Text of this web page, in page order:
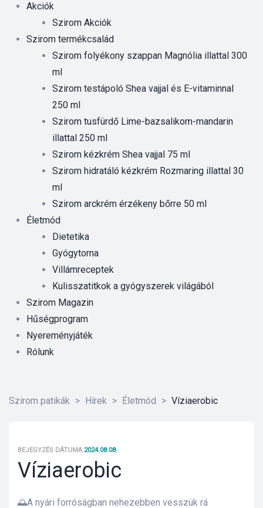
Akciók
Szirom Akciók
Szirom termékcsalád
Szirom folyékony szappan Magnólia illattal 300
ml
Szirom testápoló Shea vajjal és E-vitaminnal
250 ml
Szirom tusfürdő Lime-bazsalikom-mandarin
illattal 250 ml
Szirom kézkrém Shea vajjal 75 ml
Szirom hidratáló kézkrém Rozmaring illattal 30
ml
Szirom arckrém érzékeny bőrre 50 ml
Életmód
Dietetika
Gyógytorna
Villámreceptek
Kulisszatitkok a gyógyszerek világából
Szirom Magazin
Hűségprogram
Nyereményjáték
Rólunk
Szirom patikák > Hírek > Életmód > Víziaerobic
BEJEGYZÉS DÁTUMA 2024.08.08.
Víziaerobic
🌅A nyári forróságban nehezebben vesszük rá